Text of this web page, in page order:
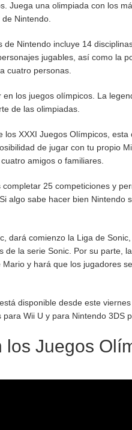
Juega una olimpiada con los
Nintendo.
Nintendo incluye 14
jugables, así como la
cuatro personas.
los juegos olímpicos. La
de las olimpiadas.
XXXI Juegos Olímpicos, esta
de jugar con tu propio
amigos o familiares.
25 competiciones y
algo sabe hacer bien Nintendo
dará comienzo la Liga de
de la serie Sonic. Por su parte,
y hará que los jugadores
disponible desde este
Wii U y para Nintendo 3DS
Juegos